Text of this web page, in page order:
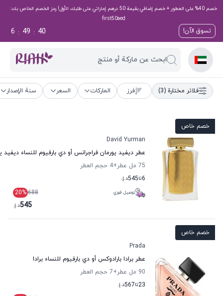
خصم 40% على العطور + خصم إضافي بقيمة 50 درهم إماراتي على طلبك الأول! رمز الخصم الخاص بك:
first50aed
تسوق الآن! 39
:
49
:
6
ابحث عن ماركة أو منتج
فلاتر مختارة (3) فرز الماركات السعر سنة الإصدار
خصم خاص
David Yurman
عطر ديفيد يورمان فراجرانس أو دي بارفيوم للنساء ديفيد
75 مل عطر
+4
حجم العطر
6تا545د.إ.
توصيل فوري 688
20%
545د.إ.
خصم خاص
Prada
عطر برادا بارادوكس أو دي بارفيوم للنساء برادا
90 مل عطر
+7
حجم العطر
23تا567د.إ.